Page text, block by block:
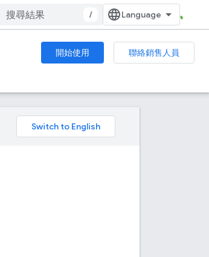
/
開始使用
聯絡銷售人員